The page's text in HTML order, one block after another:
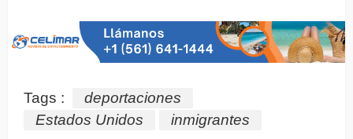
Tags :
deportaciones
Estados Unidos
inmigrantes